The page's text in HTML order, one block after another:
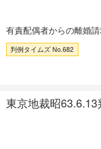
有責配偶者からの離婚
判例タイムズ No.682
東京地裁昭63.6.13